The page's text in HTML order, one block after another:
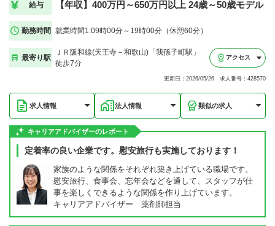
給与 【年収】400万円～650万円以上 24歳～50歳モデル
勤務時間 就業時間1:09時00分～19時00分（休憩60分）
最寄り駅
ＪＲ阪和線(天王寺－和歌山)「我孫子町駅」
徒歩7分
アクセス
更新日：2026/05/26 求人番号：428570
求人情報 法人情報 類似の求人
キャリアアドバイザーのレポート
定着率の良い企業です。慰安旅行も実施しております！
家族のような関係をそれぞれ築き上げている職場です。
慰安旅行、食事会、忘年会などを通して、スタッフが仕
事を楽しくできるような関係を作り上げています。
キャリアアドバイザー 薬剤師担当